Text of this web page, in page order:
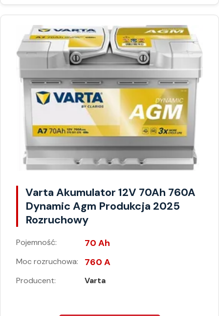
Varta Akumulator 12V 70Ah 760A
Dynamic Agm Produkcja 2025
Rozruchowy
Pojemność: 70 Ah
Moc rozruchowa: 760 A
Producent: Varta